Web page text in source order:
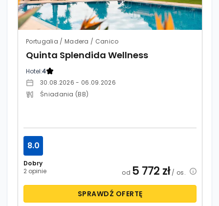
Portugalia / Madera / Canico
Quinta Splendida Wellness
Hotel:4
30.08.2026 - 06.09.2026
Śniadania (BB)
Dobry
2 opinie
8.0
od 5 772 zł/ os.
SPRAWDŹ OFERTĘ